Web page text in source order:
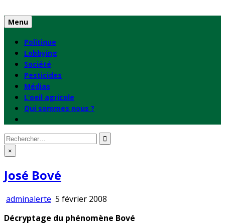
to
content
Menu
Politique
Lobbying
Société
Pesticides
Médias
L’oeil agricole
Qui sommes nous ?
Rechercher
: ×
José Bové
adminalerte 5 février 2008
Décryptage du phénomène Bové